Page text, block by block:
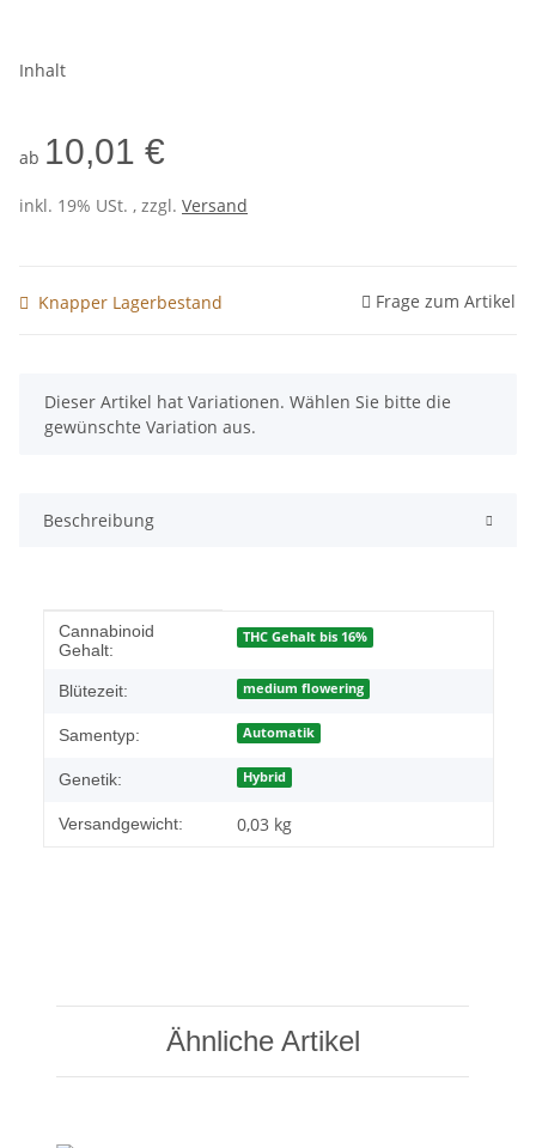
Inhalt
ab 10,01 €
inkl. 19% USt. , zzgl. Versand
Knapper Lagerbestand Frage zum Artikel
x
Dieser Artikel hat Variationen. Wählen Sie bitte die
gewünschte Variation aus.
Beschreibung
Produkteigenschaft
Wert
Cannabinoid
Gehalt:
THC Gehalt bis 16%
Blütezeit: medium flowering
Samentyp: Automatik
Genetik: Hybrid
Versandgewicht: 0,03 kg
Ähnliche Artikel